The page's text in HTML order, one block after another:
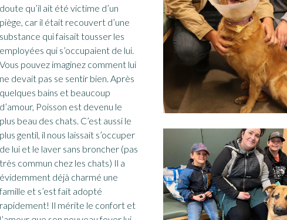
doute qu’il ait été victime d’un
piège, car il était recouvert d’une
substance qui faisait tousser les
employées qui s’occupaient de lui.
Vous pouvez imaginez comment lui
ne devait pas se sentir bien. Après
quelques bains et beaucoup
d’amour, Poisson est devenu le
plus beau des chats. C’est aussi le
plus gentil, il nous laissait s’occuper
de lui et le laver sans broncher (pas
très commun chez les chats) Il a
évidemment déjà charmé une
famille et s’est fait adopté
rapidement! Il mérite le confort et